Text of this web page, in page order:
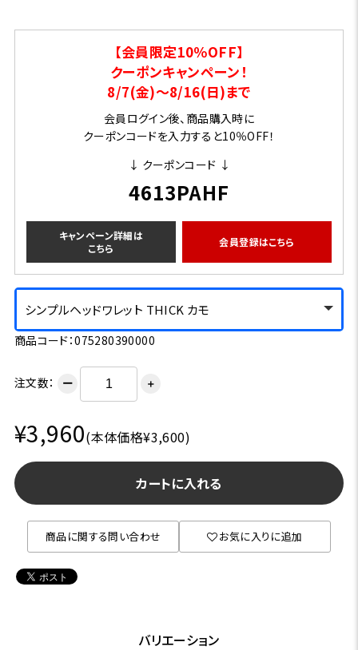
【会員限定10％OFF】
クーポンキャンペーン！
8/7(金)～8/16(日)まで
会員ログイン後、商品購入時に
クーポンコードを入力すると10％OFF！
↓ クーポンコード ↓
4613PAHF
キャンペーン詳細は
こちら
会員登録はこちら
シンプルヘッドワレット THICK カモ
商品コード：075280390000
注文数： ー ＋
¥3,960(本体価格¥3,600)
カートに入れる
商品に関する問い合わせ お気に入りに追加
バリエーション